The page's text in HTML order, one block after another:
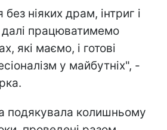
ніяких драм, інтриг і
далі працюватимемо
які маємо, і готові
у майбутніх", -
подякувала колишньому